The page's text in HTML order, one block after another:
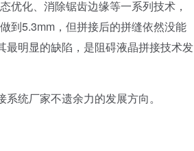
优化、消除锯齿边缘等一系列技术，
到5.3mm，但拼接后的拼缝依然没能
最明显的缺陷，是阻碍液晶拼接技术发
统厂家不遗余力的发展方向。